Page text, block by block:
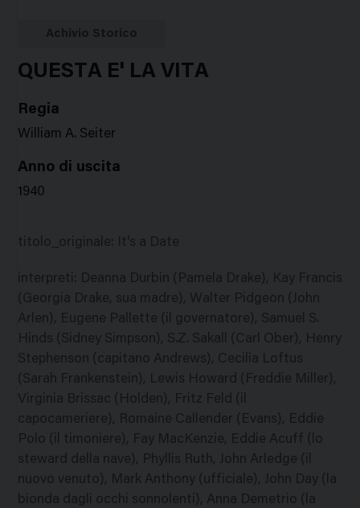
QUESTA E' LA VITA
Regia
William A. Seiter
Anno di uscita
1940
titolo_originale: It's a Date
interpreti: Deanna Durbin (Pamela Drake), Kay Francis
(Georgia Drake, sua madre), Walter Pidgeon (John
Arlen), Eugene Pallette (il governatore), Samuel S.
Hinds (Sidney Simpson), S.Z. Sakall (Carl Ober), Henry
Stephenson (capitano Andrews), Cecilia Loftus
(Sarah Frankenstein), Lewis Howard (Freddie Miller),
Virginia Brissac (Holden), Fritz Feld (il
capocameriere), Romaine Callender (Evans), Eddie
Polo (il timoniere), Fay MacKenzie, Eddie Acuff (lo
steward della nave), Phyllis Ruth, John Arledge (il
nuovo venuto), Mark Anthony (ufficiale), John Day (la
bionda dagli occhi sonnolenti), Anna Demetrio (la